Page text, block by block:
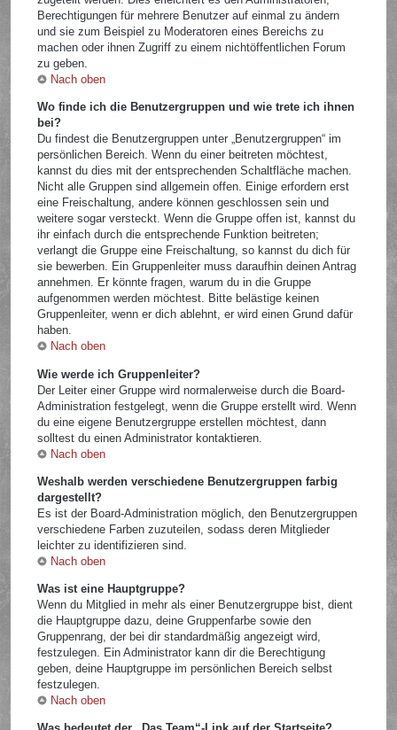
Berechtigungen für mehrere Benutzer auf einmal zu ändern
und sie zum Beispiel zu Moderatoren eines Bereichs zu
machen oder ihnen Zugriff zu einem nichtöffentlichen Forum
zu geben.
Nach oben
Wo finde ich die Benutzergruppen und wie trete ich ihnen
bei?
Du findest die Benutzergruppen unter „Benutzergruppen“ im
persönlichen Bereich. Wenn du einer beitreten möchtest,
kannst du dies mit der entsprechenden Schaltfläche machen.
Nicht alle Gruppen sind allgemein offen. Einige erfordern erst
eine Freischaltung, andere können geschlossen sein und
weitere sogar versteckt. Wenn die Gruppe offen ist, kannst du
ihr einfach durch die entsprechende Funktion beitreten;
verlangt die Gruppe eine Freischaltung, so kannst du dich für
sie bewerben. Ein Gruppenleiter muss daraufhin deinen Antrag
annehmen. Er könnte fragen, warum du in die Gruppe
aufgenommen werden möchtest. Bitte belästige keinen
Gruppenleiter, wenn er dich ablehnt, er wird einen Grund dafür
haben.
Nach oben
Wie werde ich Gruppenleiter?
Der Leiter einer Gruppe wird normalerweise durch die Board-
Administration festgelegt, wenn die Gruppe erstellt wird. Wenn
du eine eigene Benutzergruppe erstellen möchtest, dann
solltest du einen Administrator kontaktieren.
Nach oben
Weshalb werden verschiedene Benutzergruppen farbig
dargestellt?
Es ist der Board-Administration möglich, den Benutzergruppen
verschiedene Farben zuzuteilen, sodass deren Mitglieder
leichter zu identifizieren sind.
Nach oben
Was ist eine Hauptgruppe?
Wenn du Mitglied in mehr als einer Benutzergruppe bist, dient
die Hauptgruppe dazu, deine Gruppenfarbe sowie den
Gruppenrang, der bei dir standardmäßig angezeigt wird,
festzulegen. Ein Administrator kann dir die Berechtigung
geben, deine Hauptgruppe im persönlichen Bereich selbst
festzulegen.
Nach oben